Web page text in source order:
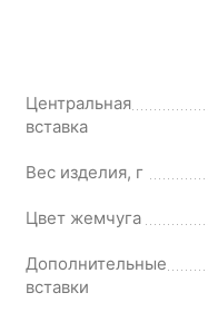
Центральная
вставка
Вес изделия, г
Цвет жемчуга
Дополнительные
вставки